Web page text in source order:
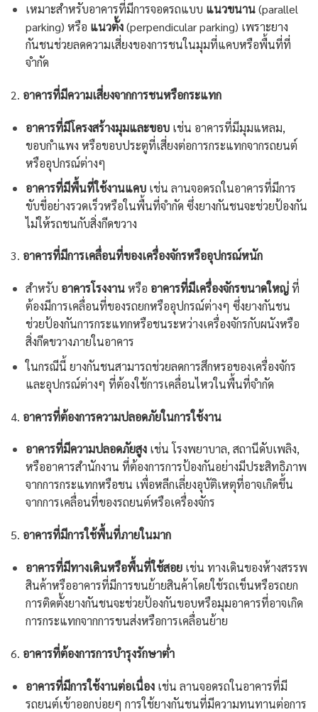
เหมาะสำหรับอาคารที่มีการจอดรถแบบ แนวขนาน(parallel
parking) หรือ แนวตั้ง(perpendicular parking) เพราะยาง
กันชนช่วยลดความเสี่ยงของการชนในมุมที่แคบหรือพื้นที่ที่
จำกัด
2. อาคารที่มีความเสี่ยงจากการชนหรือกระแทก
อาคารที่มีโครงสร้างมุมและขอบเช่น อาคารที่มีมุมแหลม,
ขอบกำแพง หรือขอบประตูที่เสี่ยงต่อการกระแทกจากรถยนต์
หรืออุปกรณ์ต่างๆ
อาคารที่มีพื้นที่ใช้งานแคบเช่น ลานจอดรถในอาคารที่มีการ
ขับขี่อย่างรวดเร็วหรือในพื้นที่จำกัด ซึ่งยางกันชนจะช่วยป้องกัน
ไม่ให้รถชนกับสิ่งกีดขวาง
3. อาคารที่มีการเคลื่อนที่ของเครื่องจักรหรืออุปกรณ์หนัก
สำหรับ อาคารโรงงานหรือ อาคารที่มีเครื่องจักรขนาดใหญ่ที่
ต้องมีการเคลื่อนที่ของรถยกหรืออุปกรณ์ต่างๆ ซึ่งยางกันชน
ช่วยป้องกันการกระแทกหรือชนระหว่างเครื่องจักรกับผนังหรือ
สิ่งกีดขวางภายในอาคาร
ในกรณีนี้ ยางกันชนสามารถช่วยลดการสึกหรอของเครื่องจักร
และอุปกรณ์ต่างๆ ที่ต้องใช้การเคลื่อนไหวในพื้นที่จำกัด
4. อาคารที่ต้องการความปลอดภัยในการใช้งาน
อาคารที่มีความปลอดภัยสูงเช่น โรงพยาบาล, สถานีดับเพลิง,
หรืออาคารสำนักงาน ที่ต้องการการป้องกันอย่างมีประสิทธิภาพ
จากการกระแทกหรือชน เพื่อหลีกเลี่ยงอุบัติเหตุที่อาจเกิดขึ้น
จากการเคลื่อนที่ของรถยนต์หรือเครื่องจักร
5. อาคารที่มีการใช้พื้นที่ภายในมาก
อาคารที่มีทางเดินหรือพื้นที่ใช้สอยเช่น ทางเดินของห้างสรรพ
สินค้าหรืออาคารที่มีการขนย้ายสินค้าโดยใช้รถเข็นหรือรถยก
การติดตั้งยางกันชนจะช่วยป้องกันขอบหรือมุมอาคารที่อาจเกิด
การกระแทกจากการขนส่งหรือการเคลื่อนย้าย
6. อาคารที่ต้องการการบำรุงรักษาต่ำ
อาคารที่มีการใช้งานต่อเนื่องเช่น ลานจอดรถในอาคารที่มี
รถยนต์เข้าออกบ่อยๆ การใช้ยางกันชนที่มีความทนทานต่อการ